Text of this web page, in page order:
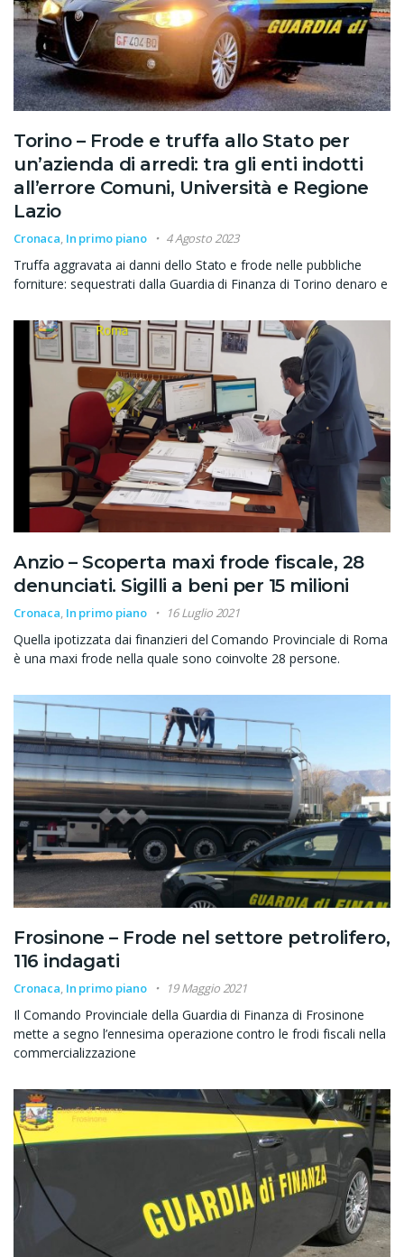
Torino – Frode e truffa allo Stato per
un’azienda di arredi: tra gli enti indotti
all’errore Comuni, Università e Regione
Lazio
Cronaca, In primo piano 4 Agosto 2023
Truffa aggravata ai danni dello Stato e frode nelle pubbliche
forniture: sequestrati dalla Guardia di Finanza di Torino denaro e
Anzio – Scoperta maxi frode fiscale, 28
denunciati. Sigilli a beni per 15 milioni
Cronaca, In primo piano 16 Luglio 2021
Quella ipotizzata dai finanzieri del Comando Provinciale di Roma
è una maxi frode nella quale sono coinvolte 28 persone.
Frosinone – Frode nel settore petrolifero,
116 indagati
Cronaca In primo piano 19 Maggio 2021
Il Comando Provinciale della Guardia di Finanza di Frosinone
mette a segno l’ennesima operazione contro le frodi fiscali nella
commercializzazione